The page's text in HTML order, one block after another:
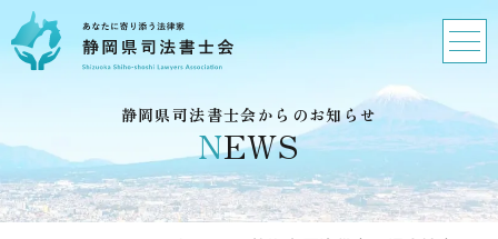
静岡県司法書士会からのお知らせ
NEWS